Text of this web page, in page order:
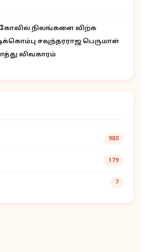
கோவில் நிலங்களை விற்க
சவுந்தரராஜ பெருமாள்
விவகாரம்
980
179
7